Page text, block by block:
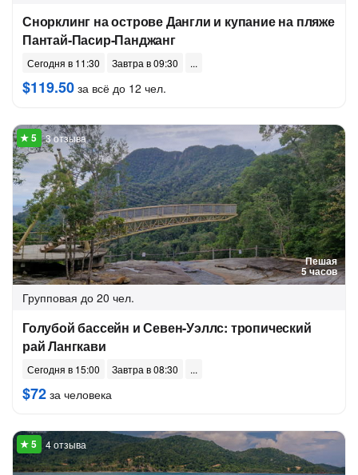
Снорклинг на острове Дангли и купание на пляже
Пантай-Пасир-Панджанг
Сегодня в 11:30 Завтра в 09:30
$119.50 за всё до 12 чел.
Пешая
5 часов
3 отзыва
Групповая до 20 чел.
Голубой бассейн и Севен-Уэллс: тропический
рай Лангкави
Сегодня в 15:00 Завтра в 08:30
$72 за человека
4 отзыва